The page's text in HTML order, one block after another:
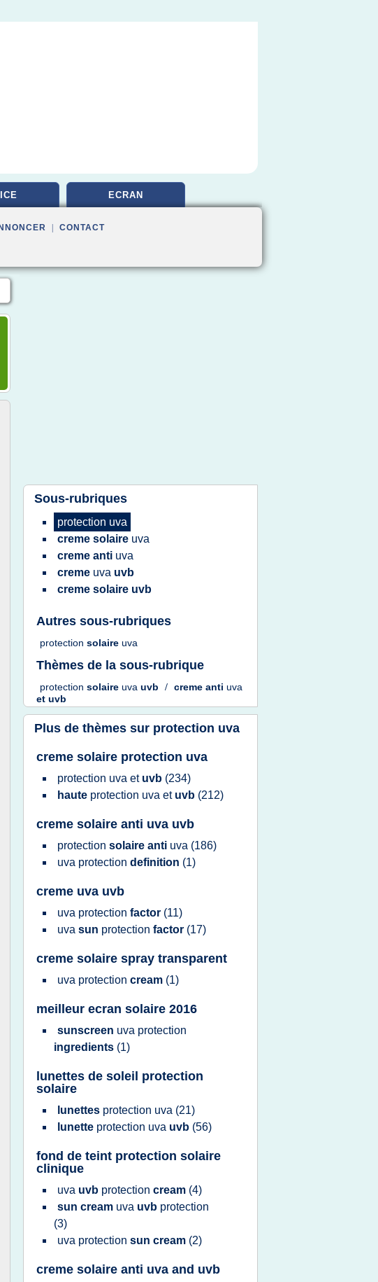
ECRAN
CONTACT
Sous-rubriques
protection uva
creme solaire uva
creme anti uva
creme uva uvb
creme solaire uvb
Autres sous-rubriques
protection solaire uva
Thèmes de la sous-rubrique
protection solaire uva uvb / creme anti uva
et uvb
Plus de thèmes sur protection uva
creme solaire protection uva
protection uva et uvb (234)
haute protection uva et uvb (212)
creme solaire anti uva uvb
protection solaire anti uva (186)
uva protection definition (1)
creme uva uvb
uva protection factor (11)
uva sun protection factor (17)
creme solaire spray transparent
uva protection cream (1)
meilleur ecran solaire 2016
sunscreen uva protection
ingredients (1)
lunettes de soleil protection
solaire
lunettes protection uva (21)
lunette protection uva uvb (56)
fond de teint protection solaire
clinique
uva uvb protection cream (4)
sun cream uva uvb protection
(3)
uva protection sun cream (2)
creme solaire anti uva and uvb